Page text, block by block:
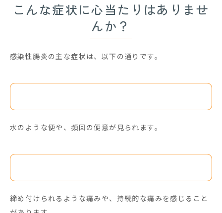
こんな症状に心当たりはありませ
んか？
感染性腸炎の主な症状は、以下の通りです。
水のような便や、頻回の便意が見られます。
締め付けられるような痛みや、持続的な痛みを感じること